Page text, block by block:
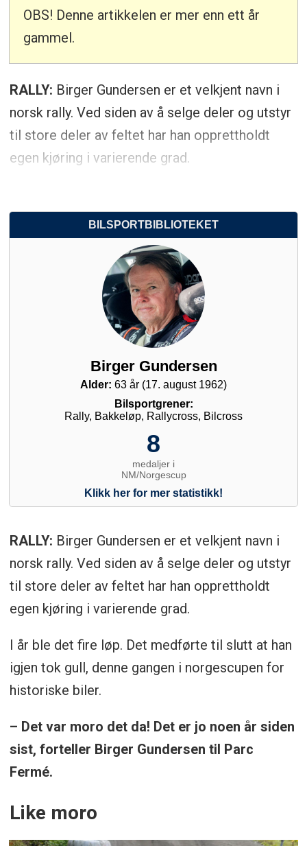
OBS! Denne artikkelen er mer enn ett år
gammel.
RALLY: Birger Gundersen er et velkjent navn i
norsk rally. Ved siden av å selge deler og utstyr
til store deler av feltet har han opprettholdt
egen kjøring i varierende grad.
RALLY: Birger Gundersen er et velkjent navn i
norsk rally. Ved siden av å selge deler og utstyr
til store deler av feltet har han opprettholdt
egen kjøring i varierende grad.
I år ble det fire løp. Det medførte til slutt at han
igjen tok gull, denne gangen i norgescupen for
historiske biler.
– Det var moro det da! Det er jo noen år siden
sist, forteller Birger Gundersen til Parc
Fermé.
Like moro